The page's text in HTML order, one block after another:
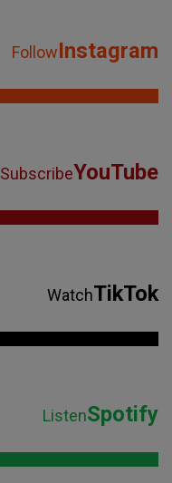
FollowInstagram
SubscribeYouTube
WatchTikTok
ListenSpotify